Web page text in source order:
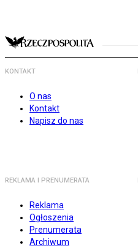
KONTAKT
O nas
Kontakt
Napisz do nas
REKLAMA I PRENUMERATA
Reklama
Ogłoszenia
Prenumerata
Archiwum